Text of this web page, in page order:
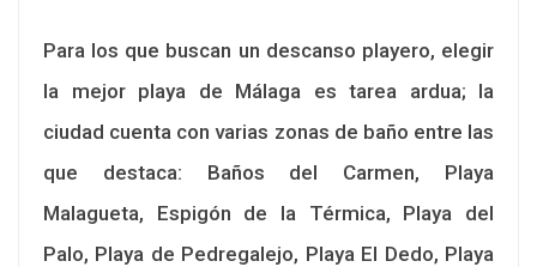
Para los que buscan un descanso playero, elegir
la mejor playa de Málaga es tarea ardua; la
ciudad cuenta con varias zonas de baño entre las
que destaca: Baños del Carmen, Playa
Malagueta, Espigón de la Térmica, Playa del
Palo, Playa de Pedregalejo, Playa El Dedo, Playa